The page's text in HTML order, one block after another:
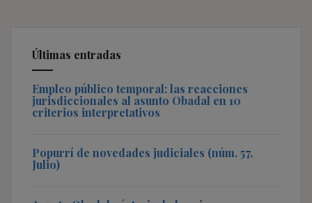
Últimas entradas
Empleo público temporal: las reacciones
jurisdiccionales al asunto Obadal en 10
criterios interpretativos
Popurrí de novedades judiciales (núm. 57,
Julio)